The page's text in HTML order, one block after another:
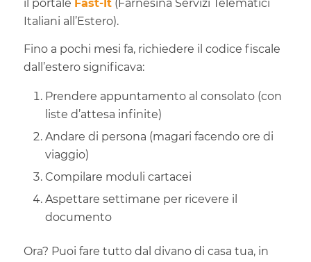
il portale Fast-It(Farnesina Servizi Telematici
Italiani all’Estero).
Fino a pochi mesi fa, richiedere il codice fiscale
dall’estero significava:
Prendere appuntamento al consolato (con
liste d’attesa infinite)
Andare di persona (magari facendo ore di
viaggio)
Compilare moduli cartacei
Aspettare settimane per ricevere il
documento
Ora? Puoi fare tutto dal divano di casa tua, in